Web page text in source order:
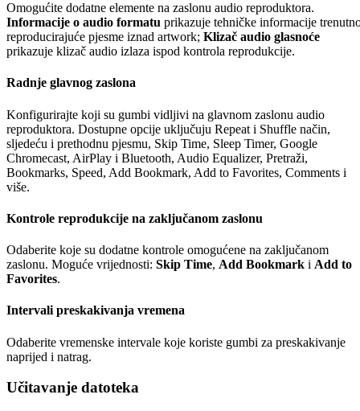
Omogućite dodatne elemente na zaslonu audio reproduktora.
Informacije o audio formatu prikazuje tehničke informacije
reproducirajuće pjesme iznad artwork; Klizač audio glasnoće
prikazuje klizač audio izlaza ispod kontrola reprodukcije.
Radnje glavnog zaslona
Konfigurirajte koji su gumbi vidljivi na glavnom zaslonu audio
reproduktora. Dostupne opcije uključuju Repeat i Shuffle način,
sljedeću i prethodnu pjesmu, Skip Time, Sleep Timer, Google
Chromecast, AirPlay i Bluetooth, Audio Equalizer, Pretraži,
Bookmarks, Speed, Add Bookmark, Add to Favorites, Comments i
više.
Kontrole reprodukcije na zaključanom zaslonu
Odaberite koje su dodatne kontrole omogućene na zaključanom
zaslonu. Moguće vrijednosti: Skip Time, Add Bookmark i Add to
Favorites.
Intervali preskakivanja vremena
Odaberite vremenske intervale koje koriste gumbi za preskakivanje
naprijed i natrag.
Učitavanje datoteka